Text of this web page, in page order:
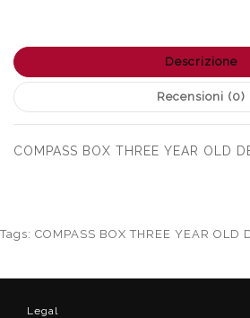
Descrizione
Recensioni (0)
COMPASS BOX THREE YEAR OLD
Tags: COMPASS BOX THREE YEAR OLD
Legal